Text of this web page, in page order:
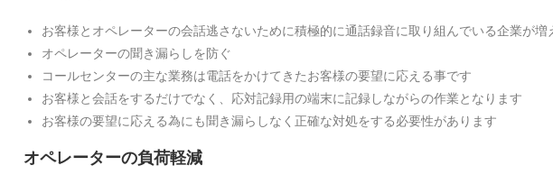
お客様とオペレーターの会話逃さないために積極的に通話録音に取り組んでいる企業が増
オペレーターの聞き漏らしを防ぐ
コールセンターの主な業務は電話をかけてきたお客様の要望に応える事です
お客様と会話をするだけでなく、応対記録用の端末に記録しながらの作業となります
お客様の要望に応える為にも聞き漏らしなく正確な対処をする必要性があります
オペレーターの負荷軽減